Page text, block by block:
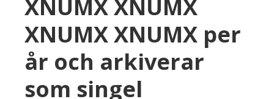
XNUMX XNUMX
XNUMX XNUMX per
år och arkiverar
som singel